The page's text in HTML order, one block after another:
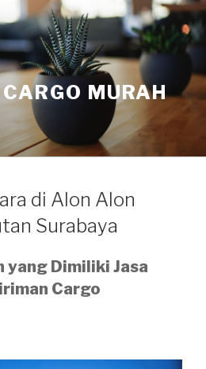
MURAH
di Alon Alon
Surabaya
yang Dimiliki Jasa
Cargo